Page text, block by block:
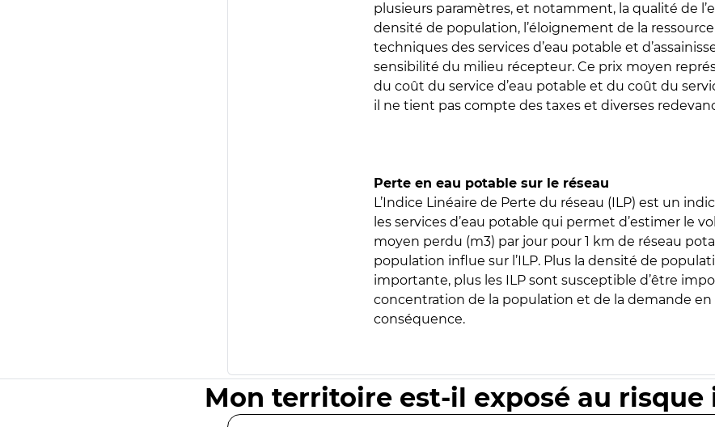
plusieurs paramètres, et notamment, la qualité de
densité de population, l’éloignement de la
techniques des services d’eau potable et
sensibilité du milieu récepteur. Ce prix moyen
du coût du service d’eau potable et du coût du
il ne tient pas compte des taxes et diverses
Perte en eau potable sur le réseau
L’Indice Linéaire de Perte du réseau (ILP) est un
les services d’eau potable qui permet d’estimer le
moyen perdu (m3) par jour pour 1 km de réseau
population influe sur l’ILP. Plus la densité de
importante, plus les ILP sont susceptible d’être
concentration de la population et de la demande en
conséquence.
Mon territoire est-il exposé au risque